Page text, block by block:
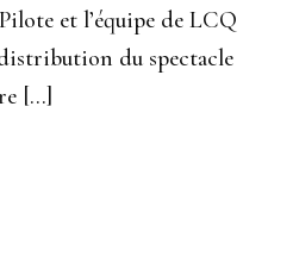
et l’équipe de LCQ
du spectacle
[…]